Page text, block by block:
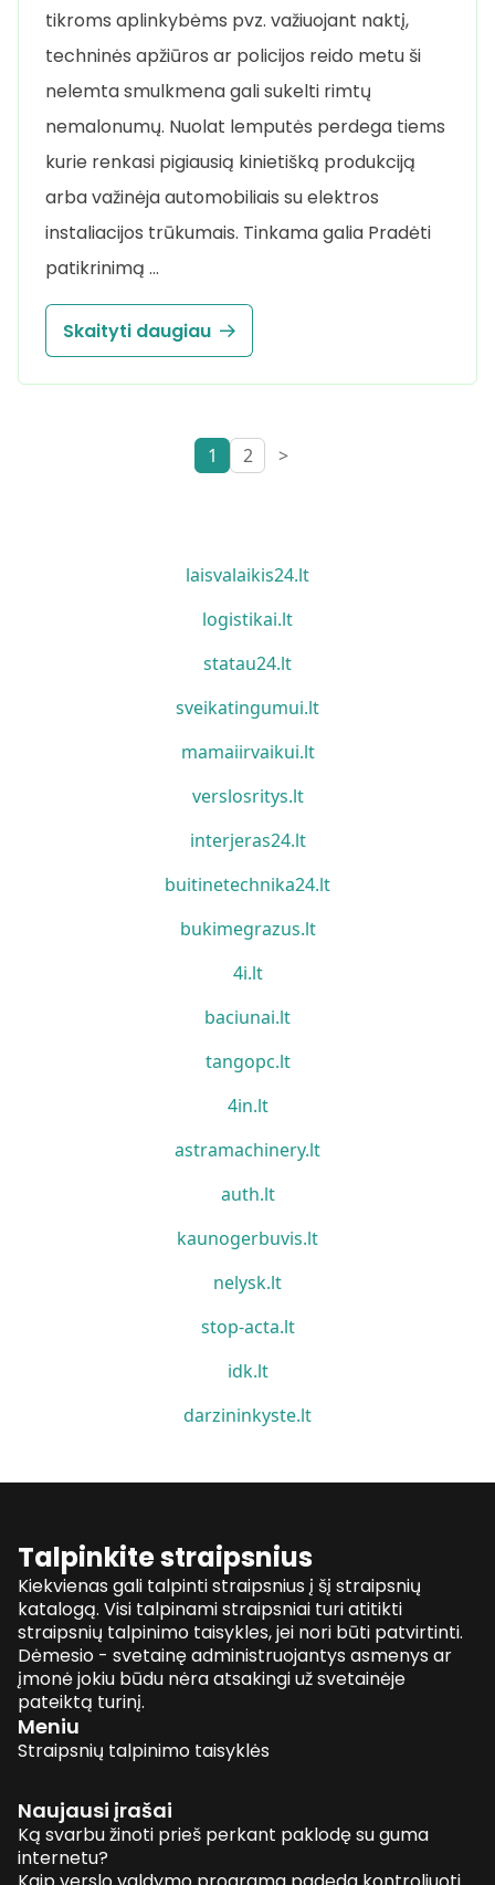
tikroms aplinkybėms pvz. važiuojant naktį,
techninės apžiūros ar policijos reido metu ši
nelemta smulkmena gali sukelti rimtų
nemalonumų. Nuolat lemputės perdega tiems
kurie renkasi pigiausią kinietišką produkciją
arba važinėja automobiliais su elektros
instaliacijos trūkumais. Tinkama galia Pradėti
patikrinimą …
Skaityti daugiau
1 2 >
laisvalaikis24.lt
logistikai.lt
statau24.lt
sveikatingumui.lt
mamaiirvaikui.lt
verslosritys.lt
interjeras24.lt
buitinetechnika24.lt
bukimegrazus.lt
4i.lt
baciunai.lt
tangopc.lt
4in.lt
astramachinery.lt
auth.lt
kaunogerbuvis.lt
nelysk.lt
stop-acta.lt
idk.lt
darzininkyste.lt
Talpinkite straipsnius
Kiekvienas gali talpinti straipsnius į šį straipsnių
katalogą. Visi talpinami straipsniai turi atitikti
straipsnių talpinimo taisykles, jei nori būti patvirtinti.
Dėmesio - svetainę administruojantys asmenys ar
įmonė jokiu būdu nėra atsakingi už svetainėje
pateiktą turinį.
Meniu
Straipsnių talpinimo taisyklės
Naujausi įrašai
Ką svarbu žinoti prieš perkant paklodę su guma
internetu?